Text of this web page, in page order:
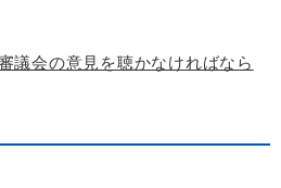
議会の意見を聴かなければなら